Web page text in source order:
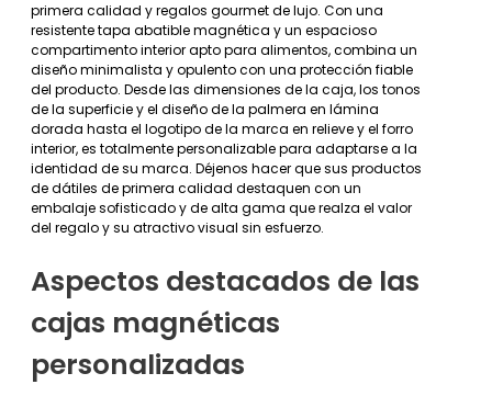
primera calidad y regalos gourmet de lujo. Con una
resistente tapa abatible magnética y un espacioso
compartimento interior apto para alimentos, combina un
diseño minimalista y opulento con una protección fiable
del producto. Desde las dimensiones de la caja, los tonos
de la superficie y el diseño de la palmera en lámina
dorada hasta el logotipo de la marca en relieve y el forro
interior, es totalmente personalizable para adaptarse a la
identidad de su marca. Déjenos hacer que sus productos
de dátiles de primera calidad destaquen con un
embalaje sofisticado y de alta gama que realza el valor
del regalo y su atractivo visual sin esfuerzo.
Aspectos destacados de las
cajas magnéticas
personalizadas